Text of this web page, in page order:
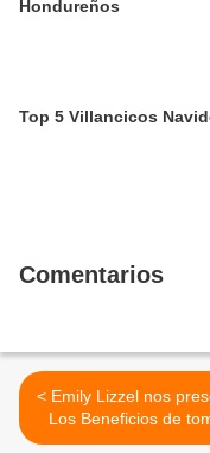
Hondureños
Top 5 Villancicos
Comentarios
< Emily Lizzel nos presenta
Los Beneficios de
Agua